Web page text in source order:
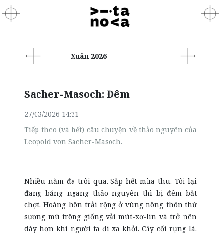
Xuân 2026
Sacher-Masoch: Đêm
27/03/2026 14:31
Tiếp theo (và hết) câu chuyện về thảo nguyên của
Leopold von Sacher-Masoch.
Nhiều năm đã trôi qua. Sắp hết mùa thu. Tôi lại
đang băng ngang thảo nguyên thì bị đêm bắt
chợt. Hoàng hôn trải rộng ở vùng nông thôn thứ
sương mù trông giống vải mút-xơ-lin và trở nên
dày hơn khi người ta đi xa khỏi. Cây cối rụng lá.